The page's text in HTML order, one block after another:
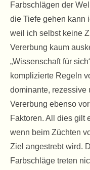
Farbschlägen der
die Tiefe gehen kann
weil ich selbst keine
Vererbung kaum
„Wissenschaft für
komplizierte Regeln
dominante, rezessive
Vererbung ebenso
Faktoren. All dies gilt
wenn beim Züchten
Ziel angestrebt wird.
Farbschläge treten